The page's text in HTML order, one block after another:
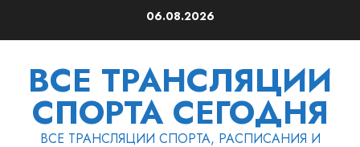
06.08.2026
ВСЕ ТРАНСЛЯЦИИ
СПОРТА СЕГОДНЯ
ВСЕ ТРАНСЛЯЦИИ СПОРТА, РАСПИСАНИЯ И